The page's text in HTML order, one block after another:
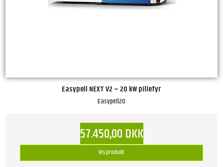
Easypell NEXT V2 – 20 kW pillefyr
Easypell20
57.450,00 DKK
Vis produkt